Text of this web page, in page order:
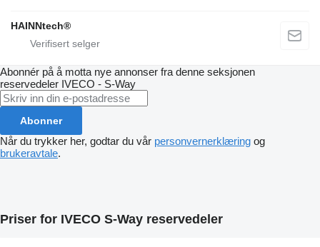
HAINNtech®
Abonnér på å motta nye annonser fra denne seksjonen
reservedeler IVECO - S-Way
Abonner
Når du trykker her, godtar du vår personvernerklæring og
brukeravtale.
Priser for IVECO S-Way reservedeler